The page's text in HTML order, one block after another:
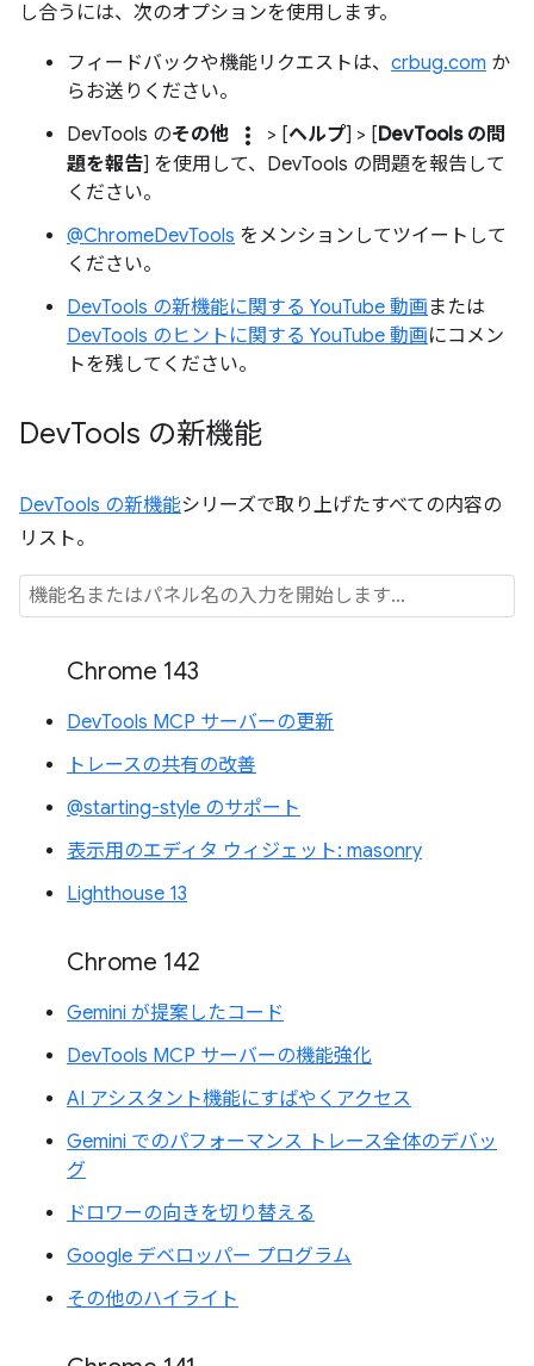
し合うには、次のオプションを使用します。
フィードバックや機能リクエストは、 crbug.com か
らお送りください。
DevTools のその他 more_vert > [ヘルプ] > [DevTools の問
題を報告] を使用して、DevTools の問題を報告して
ください。
@ChromeDevTools をメンションしてツイートして
ください。
DevTools の新機能に関する YouTube 動画 または
DevTools のヒントに関する YouTube 動画にコメン
トを残してください。
DevTools の新機能
DevTools の新機能シリーズで取り上げたすべての内容の
リスト。
Chrome 143
DevTools MCP サーバーの更新
トレースの共有の改善
@starting-style のサポート
表示用のエディタ ウィジェット: masonry
Lighthouse 13
Chrome 142
Gemini が提案したコード
DevTools MCP サーバーの機能強化
AI アシスタント機能にすばやくアクセス
Gemini でのパフォーマンス トレース全体のデバッ
グ
ドロワーの向きを切り替える
Google デベロッパー プログラム
その他のハイライト